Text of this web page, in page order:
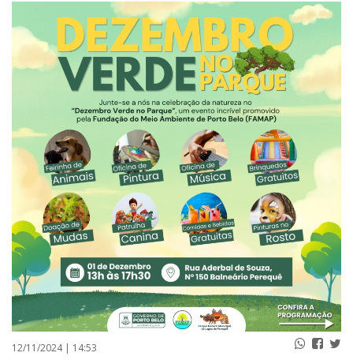
PUBLICAÇÕES LEGAIS
CONTATO
12/11/2024 | 14:53